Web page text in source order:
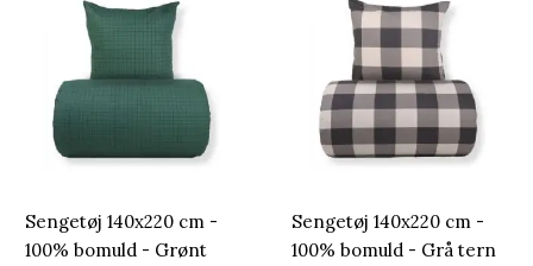
Sengetøj 140x220 cm -
100% bomuld - Grønt
Sengetøj 140x220 cm -
100% bomuld - Grå tern